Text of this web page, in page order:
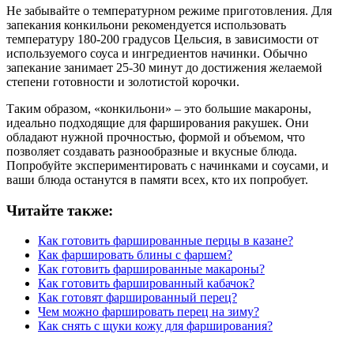
Не забывайте о температурном режиме приготовления. Для
запекания конкильони рекомендуется использовать
температуру 180-200 градусов Цельсия, в зависимости от
используемого соуса и ингредиентов начинки. Обычно
запекание занимает 25-30 минут до достижения желаемой
степени готовности и золотистой корочки.
Таким образом, «конкильони» – это большие макароны,
идеально подходящие для фарширования ракушек. Они
обладают нужной прочностью, формой и объемом, что
позволяет создавать разнообразные и вкусные блюда.
Попробуйте экспериментировать с начинками и соусами, и
ваши блюда останутся в памяти всех, кто их попробует.
Читайте также:
Как готовить фаршированные перцы в казане?
Как фаршировать блины с фаршем?
Как готовить фаршированные макароны?
Как готовить фаршированный кабачок?
Как готовят фаршированный перец?
Чем можно фаршировать перец на зиму?
Как снять с щуки кожу для фарширования?